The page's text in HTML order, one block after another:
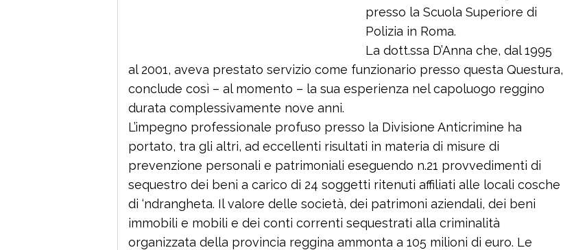
presso la Scuola Superiore di
Polizia in Roma.
La dott.ssa D’Anna che, dal 1995
al 2001, aveva prestato servizio come funzionario presso questa Questura,
conclude così – al momento – la sua esperienza nel capoluogo reggino
durata complessivamente nove anni.
L’impegno professionale profuso presso la Divisione Anticrimine ha
portato, tra gli altri, ad eccellenti risultati in materia di misure di
prevenzione personali e patrimoniali eseguendo n.21 provvedimenti di
sequestro dei beni a carico di 24 soggetti ritenuti affiliati alle locali cosche
di ‘ndrangheta. Il valore delle società, dei patrimoni aziendali, dei beni
immobili e mobili e dei conti correnti sequestrati alla criminalità
organizzata della provincia reggina ammonta a 105 milioni di euro. Le